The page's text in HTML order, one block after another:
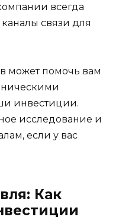
всегда
связи для
может помочь вам
инвестиции.
исследование и
если у вас
Как